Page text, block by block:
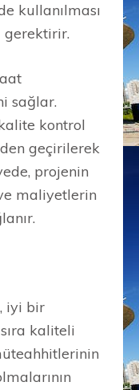
kullanılması
gerektirir.
sağlar.
kontrol
geçirilerek
projenin
maliyetlerin
iyi bir
kaliteli